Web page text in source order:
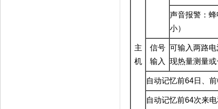
主
机
声音报警：
小）
信号
输入
可输入两路
现热量测量
自动记忆前64日、前
自动记忆前64次来